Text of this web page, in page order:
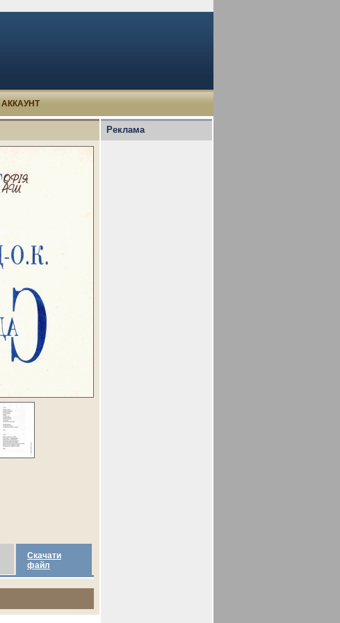
АККАУНТ
Скачати
файл
Реклама